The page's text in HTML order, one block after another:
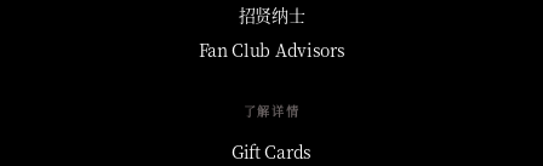
招贤纳士
Fan Club Advisors
了解详情
Gift Cards